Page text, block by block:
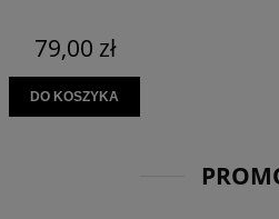
79,00 zł
DO KOSZYKA